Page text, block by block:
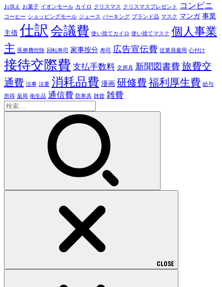
お供え お菓子 イオンモール カイロ クリスマス クリスマスプレゼント コンビニ
コーヒー ショッピングモール ジュース パーキング ブランド品 マスク マンガ 事業
主借 仕訳 会議費 使い捨てカイロ 使い捨てマスク 個人事業
主
医療費控除 回転寿司 家事按分 寿司 広告宣伝費 従業員雇用 心付け
接待交際費 支払手数料 文房具 新聞図書費 旅費交
通費 法事 法要 消耗品費 漫画 研修費 福利厚生費 給与
所得 薬局 衛生品 通信費 防寒具 雑貨 雑費
検
索:
CLOSE